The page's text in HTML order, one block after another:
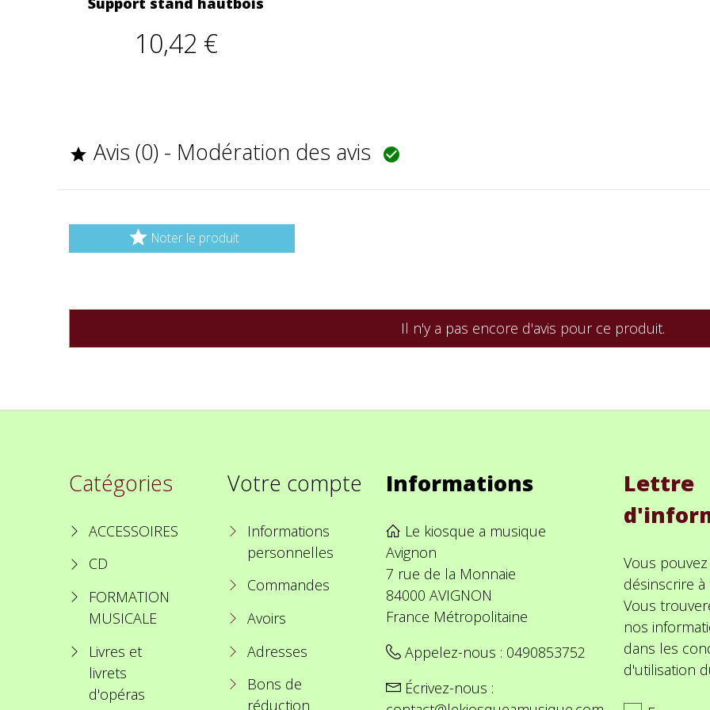
10,42 €
 Avis (0) - Modération des avis 
 Noter le produit
Il n'y a pas encore d'avis pour ce produit.
Catégories
ACCESSOIRES
CD
FORMATION
MUSICALE
Livres et
livrets
d'opéras
Votre compte
Informations
personnelles
Commandes
Avoirs
Adresses
Bons de
réduction
Informations
Le kiosque a musique
Avignon
7 rue de la Monnaie
84000 AVIGNON
France Métropolitaine
Appelez-nous : 0490853752
Écrivez-nous :
Lettre
Vous
désinscrire
Vous
nos
dans les
d'utilisation